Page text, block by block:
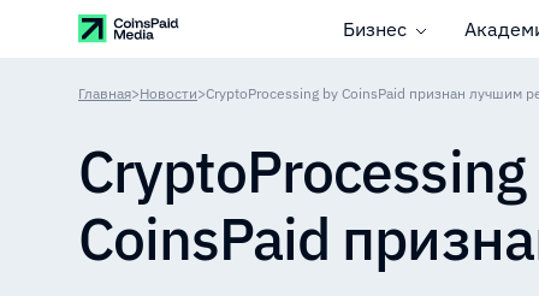
Бизнес
Главная>Новости>
CoinsPaid